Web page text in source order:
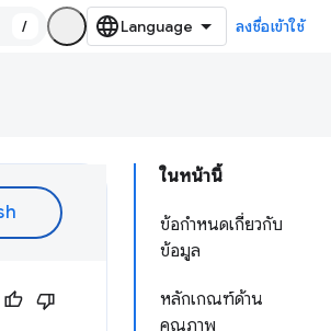
/ ลงชื่อเข้าใช้
ในหน้านี้
ข้อกําหนดเกี่ยวกับ
ข้อมูล
หลักเกณฑ์ด้าน
คุณภาพ